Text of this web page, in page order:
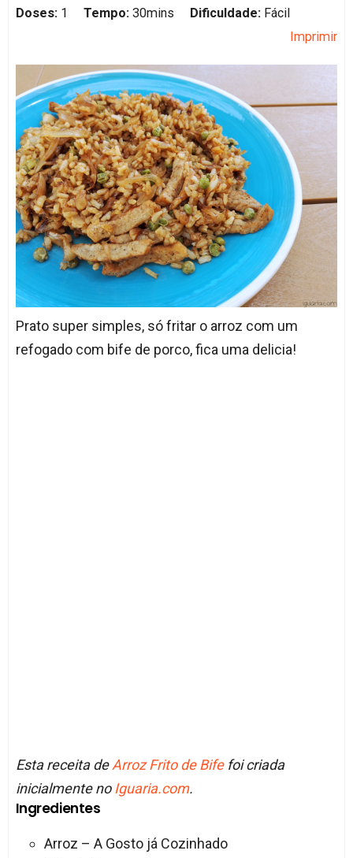
Doses: 1 Tempo: 30mins Dificuldade: Fácil
Imprimir
Prato super simples, só fritar o arroz com um
refogado com bife de porco, fica uma delicia!
Esta receita deArroz Frito de Bifefoi criada
inicialmente no Iguaria.com.
Ingredientes
Arroz – A Gosto já Cozinhado